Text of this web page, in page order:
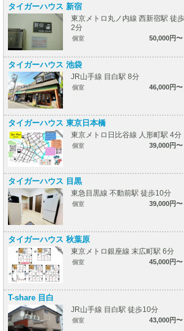
タイガーハウス 新宿
東京メトロ丸ノ内線 西新宿駅 徒歩
2分
個室 50,000円〜
タイガーハウス 池袋
JR山手線 目白駅 8分
個室 46,000円〜
タイガーハウス 東京日本橋
東京メトロ日比谷線 人形町駅 4分
個室 39,000円〜
タイガーハウス 目黒
東急目黒線 不動前駅 徒歩10分
個室 39,000円〜
タイガーハウス 秋葉原
東京メトロ銀座線 末広町駅 6分
個室 45,000円〜
T-share 目白
JR山手線 目白駅 徒歩10分
個室 43,000円〜